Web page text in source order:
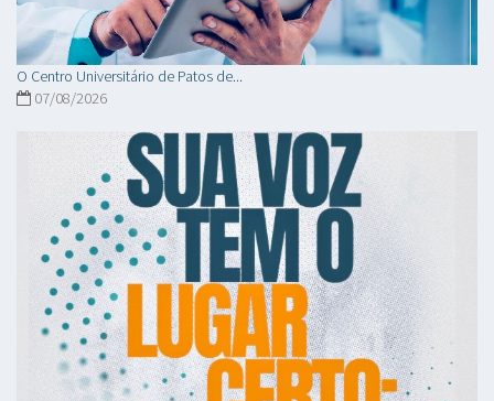
O Centro Universitário de Patos de...
07/08/2026